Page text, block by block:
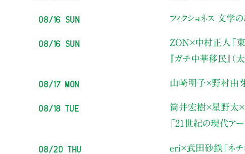
08/16 Sun フィクショネス 文学
08/16 Sun ZON×中村正人 「
『ガチ中華移民』
08/17 Mon 山崎明子×野村由
08/18 Tue 筒井宏樹×星野太
「21世紀の現代ア
08/20 Thu eri×武田砂鉄「ネ